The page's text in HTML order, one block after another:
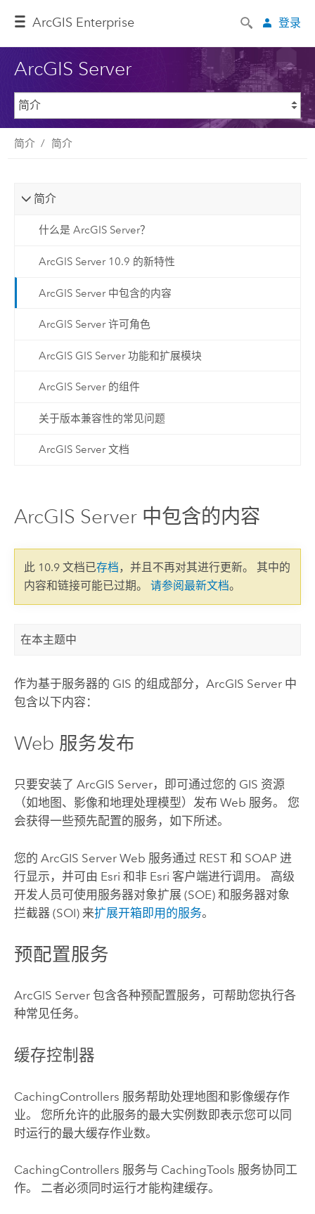
ArcGIS Enterprise 登录
ArcGIS Server
简介 简介
简介
什么是 ArcGIS Server？
ArcGIS Server 10.9 的新特性
ArcGIS Server 中包含的内容
ArcGIS Server 许可角色
ArcGIS GIS Server 功能和扩展模块
ArcGIS Server 的组件
关于版本兼容性的常见问题
ArcGIS Server 文档
ArcGIS Server 中包含的内容
此 10.9 文档已存档，并且不再对其进行更新。 其中的
内容和链接可能已过期。 请参阅最新文档。
在本主题中
作为基于服务器的 GIS 的组成部分， ArcGIS Server中
包含以下内容：
Web 服务发布
只要安装了 ArcGIS Server，即可通过您的 GIS 资源
（如地图、影像和地理处理模型）发布 Web 服务。 您
会获得一些预先配置的服务，如下所述。
您的 ArcGIS ServerWeb 服务通过 REST 和 SOAP 进
行显示，并可由 Esri 和非 Esri 客户端进行调用。 高级
开发人员可使用服务器对象扩展 (SOE) 和服务器对象
拦截器 (SOI) 来扩展开箱即用的服务。
预配置服务
ArcGIS Server包含各种预配置服务，可帮助您执行各
种常见任务。
缓存控制器
CachingControllers 服务帮助处理地图和影像缓存作
业。 您所允许的此服务的最大实例数即表示您可以同
时运行的最大缓存作业数。
CachingControllers 服务与 CachingTools 服务协同工
作。 二者必须同时运行才能构建缓存。